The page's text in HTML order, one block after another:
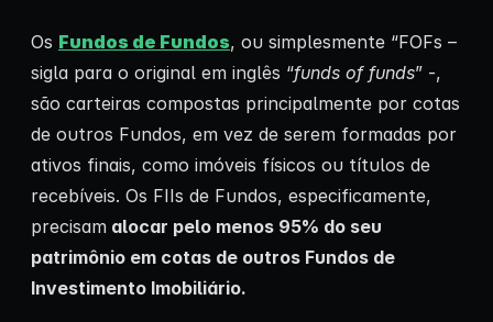
Os Fundos de Fundos, ou simplesmente “FOFs –
sigla para o original em inglês “funds of funds” -,
são carteiras compostas principalmente por cotas
de outros Fundos, em vez de serem formadas por
ativos finais, como imóveis físicos ou títulos de
recebíveis. Os FIIs de Fundos, especificamente,
precisam alocar pelo menos 95% do seu
patrimônio em cotas de outros Fundos de
Investimento Imobiliário.